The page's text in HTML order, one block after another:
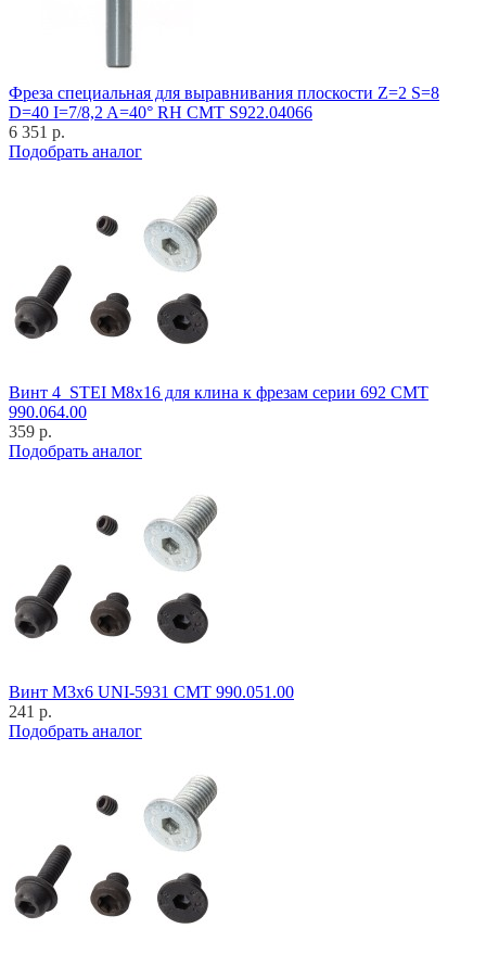
Фреза специальная для выравнивания плоскости Z=2 S=8
D=40 I=7/8,2 A=40° RH CMT S922.04066
6 351 р.
Подобрать аналог
Винт 4_STEI M8x16 для клина к фрезам серии 692 CMT
990.064.00
359 р.
Подобрать аналог
Винт M3x6 UNI-5931 CMT 990.051.00
241 р.
Подобрать аналог